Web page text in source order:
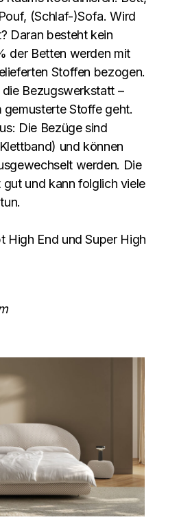
(Schlaf-)Sofa. Wird
Daran besteht kein
der Betten werden mit
Stoffen bezogen.
Bezugswerkstatt –
gemusterte Stoffe geht.
Die Bezüge sind
und können
werden. Die
gut und kann folglich viele
High End und Super High